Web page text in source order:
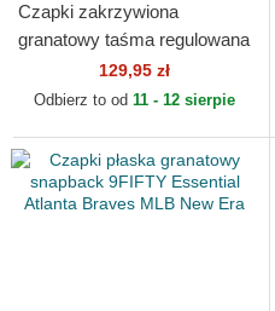
Czapki zakrzywiona
granatowy taśma regulowana
9TWENTY Core Classic
Atlanta Braves MLB New Era
129,95 zł
Odbierz to od 11 - 12 sierpie